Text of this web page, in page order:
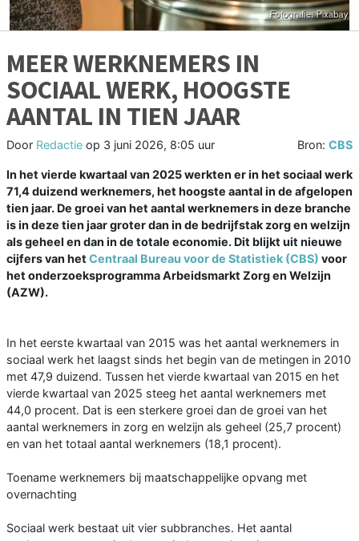
MEER WERKNEMERS IN
SOCIAAL WERK, HOOGSTE
AANTAL IN TIEN JAAR
Door Redactie op 3 juni 2026, 8:05 uur Bron: CBS
In het vierde kwartaal van 2025 werkten er in het sociaal werk
71,4 duizend werknemers, het hoogste aantal in de afgelopen
tien jaar. De groei van het aantal werknemers in deze branche
is in deze tien jaar groter dan in de bedrijfstak zorg en welzijn
als geheel en dan in de totale economie. Dit blijkt uit nieuwe
cijfers van het Centraal Bureau voor de Statistiek (CBS) voor
het onderzoeksprogramma Arbeidsmarkt Zorg en Welzijn
(AZW).
In het eerste kwartaal van 2015 was het aantal werknemers in
sociaal werk het laagst sinds het begin van de metingen in 2010
met 47,9 duizend. Tussen het vierde kwartaal van 2015 en het
vierde kwartaal van 2025 steeg het aantal werknemers met
44,0 procent. Dat is een sterkere groei dan de groei van het
aantal werknemers in zorg en welzijn als geheel (25,7 procent)
en van het totaal aantal werknemers (18,1 procent).
Toename werknemers bij maatschappelijke opvang met
overnachting
Sociaal werk bestaat uit vier subbranches. Het aantal